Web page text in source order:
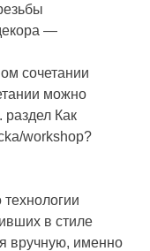
—
сочетании
можно
Как
workshop?
в стиле
вручную, именно